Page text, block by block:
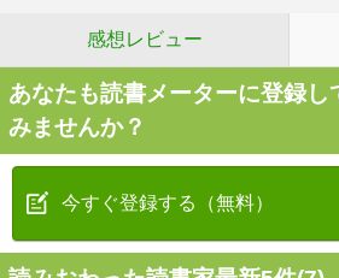
感想レビュー
あなたも読書メーターに登録し
みませんか？
今すぐ登録する（無料）